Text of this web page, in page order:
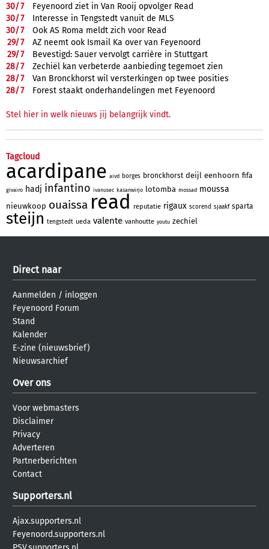
30/7
Feyenoord ziet in Van Rooij opvolger Read
30/7
Interesse in Tengstedt vanuit de MLS
30/7
Ook AS Roma meldt zich voor Read
29/7
AZ neemt ook Ismail Ka over van Feyenoord
29/7
Bevestigd: Sauer vervolgt carrière in Stuttgart
28/7
Zechiël kan verbeterde aanbieding tegemoet zien
28/7
Van Bronckhorst wil versterkingen op twee posities
28/7 Forest staakt onderhandelingen met Feyenoord
Stel hier in welk nieuws jij belangrijk vindt.
Tagcloud
acardipane aivd borges bronckhorst deijl eenhoorn fifa
givairo hadj infantino ivanusec kasanwirjo lotomba mossad moussa
nieuwkoop ouaissa read reputatie rigaux scorend sjaakf sparta
steijn tengstedt ueda valente vanhoutte youtu zechiel
Direct naar
Aanmelden / inloggen
Feyenoord Forum
Stand
Kalender
E-zine (nieuwsbrief)
Nieuwsarchief
Over ons
Voor webmasters
Disclaimer
Privacy
Adverteren
Partnerberichten
Contact
Supporters.nl
Ajax.supporters.nl
Feyenoord.supporters.nl